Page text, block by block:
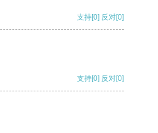
支持[0] 反对[0]
支持[0] 反对[0]